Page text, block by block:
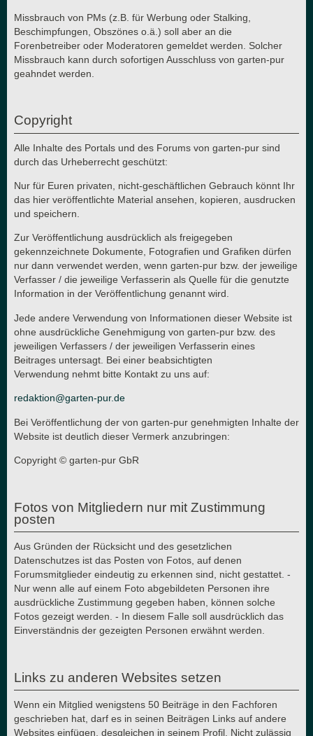
Missbrauch von PMs (z.B. für Werbung oder Stalking,
Beschimpfungen, Obszönes o.ä.) soll aber an die
Forenbetreiber oder Moderatoren gemeldet werden. Solcher
Missbrauch kann durch sofortigen Ausschluss von garten-pur
geahndet werden.
Copyright
Alle Inhalte des Portals und des Forums von garten-pur sind
durch das Urheberrecht geschützt:
Nur für Euren privaten, nicht-geschäftlichen Gebrauch könnt Ihr
das hier veröffentlichte Material ansehen, kopieren, ausdrucken
und speichern.
Zur Veröffentlichung ausdrücklich als freigegeben
gekennzeichnete Dokumente, Fotografien und Grafiken dürfen
nur dann verwendet werden, wenn garten-pur bzw. der jeweilige
Verfasser / die jeweilige Verfasserin als Quelle für die genutzte
Information in der Veröffentlichung genannt wird.
Jede andere Verwendung von Informationen dieser Website ist
ohne ausdrückliche Genehmigung von garten-pur bzw. des
jeweiligen Verfassers / der jeweiligen Verfasserin eines
Beitrages untersagt. Bei einer beabsichtigten
Verwendung nehmt bitte Kontakt zu uns auf:
redaktion@garten-pur.de
Bei Veröffentlichung der von garten-pur genehmigten Inhalte der
Website ist deutlich dieser Vermerk anzubringen:
Copyright © garten-pur GbR
Fotos von Mitgliedern nur mit Zustimmung
posten
Aus Gründen der Rücksicht und des gesetzlichen
Datenschutzes ist das Posten von Fotos, auf denen
Forumsmitglieder eindeutig zu erkennen sind, nicht gestattet. -
Nur wenn alle auf einem Foto abgebildeten Personen ihre
ausdrückliche Zustimmung gegeben haben, können solche
Fotos gezeigt werden. - In diesem Falle soll ausdrücklich das
Einverständnis der gezeigten Personen erwähnt werden.
Links zu anderen Websites setzen
Wenn ein Mitglied wenigstens 50 Beiträge in den Fachforen
geschrieben hat, darf es in seinen Beiträgen Links auf andere
Websites einfügen, desgleichen in seinem Profil. Nicht zulässig